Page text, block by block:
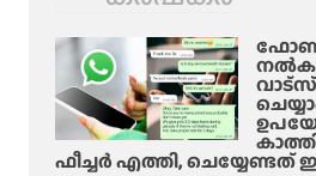
ഫോൺ
ഫീച്ചർ എത്തി, ചെയ്യേണ്ടത്